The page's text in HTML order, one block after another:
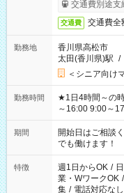
交通費別途支
交通費 交通費
勤務地
香川県高松市
太田(香川県)駅 /
＜シニア向け
勤務時間
★1日4時間～の時短シフトOK ★ス
～16:00 9:00～
の場合、他のお
せん ※法令に基
象となります ※
り、短時間・短
期間
開始日はご相
でも働けます！
特徴 週1日からOK /
業・WワークOK /
集 / 電話対応なし